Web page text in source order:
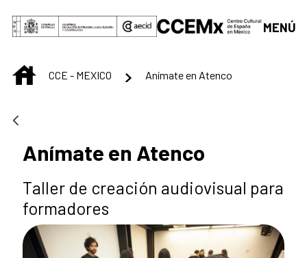
Saltar al contenido principal
MENÚ
INICIOCCE - MEXICO Anímate en Atenco
Anímate en Atenco
Taller de creación audiovisual para
formadores